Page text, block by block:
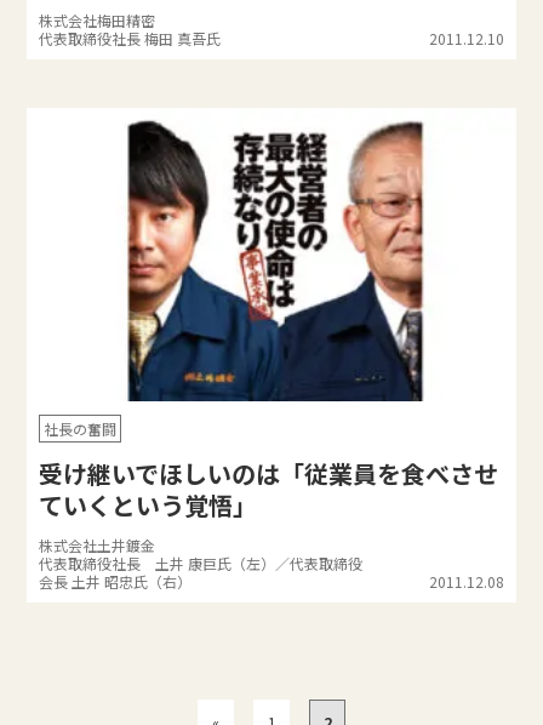
株式会社梅田精密
代表取締役社長 梅田 真吾氏
2011.12.10
社長の奮闘
受け継いでほしいのは「従業員を食べさせ
ていくという覚悟」
株式会社土井鍍金
代表取締役社長 土井 康巨氏（左）／代表取締役
会長 土井 昭忠氏（右）
2011.12.08